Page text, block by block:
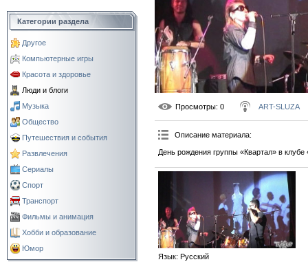
Категории раздела
Другое
Компьютерные игры
Красота и здоровье
Люди и блоги
Музыка
Общество
Путешествия и события
Развлечения
Сериалы
Спорт
Транспорт
Фильмы и анимация
Хобби и образование
Юмор
Просмотры: 0 ART-SLUZA
Описание материала:
День рождения группы «Квартал» в клубе
Язык: Русский